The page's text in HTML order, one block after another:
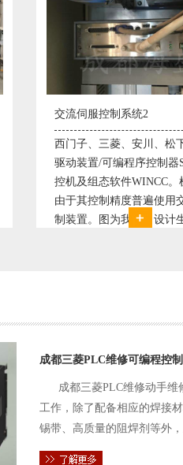
变频恒压供水系统1
变频恒压供水系统是利用
极调速技术原理，采用
使供水随着使用变化而变
持供水设定压力恒定。他
点、远传压力表供水水压
成都三菱PLC维修可编程控
成都三菱PLC维修动手
工作，除了配备相应的焊接
锡带、高质量的阻焊剂等外
件的电路及通信电缆。这一